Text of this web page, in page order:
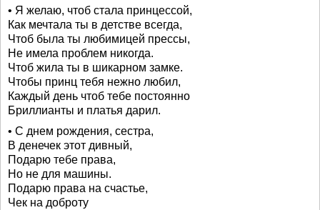
• Я желаю, чтоб стала принцессой,
Как мечтала ты в детстве всегда,
Чтоб была ты любимицей прессы,
Не имела проблем никогда.
Чтоб жила ты в шикарном замке.
Чтобы принц тебя нежно любил,
Каждый день чтоб тебе постоянно
Бриллианты и платья дарил.
• С днем рождения, сестра,
В денечек этот дивный,
Подарю тебе права,
Но не для машины.
Подарю права на счастье,
Чек на доброту